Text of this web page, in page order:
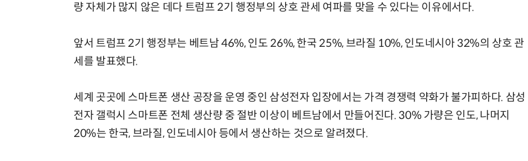
량 자체가 많지 않은 데다 트럼프 2기 행정부의 상호 관세 여파를 맞을 수 있다는 이유에서다.
앞서 트럼프 2기 행정부는 베트남 46%, 인도 26%, 한국 25%, 브라질 10%, 인도네시아 32%의 상호 관
세를 발표했다.
세계 곳곳에 스마트폰 생산 공장을 운영 중인 삼성전자 입장에서는 가격 경쟁력 약화가 불가피하다. 삼성
전자 갤럭시 스마트폰 전체 생산량 중 절반 이상이 베트남에서 만들어진다. 30% 가량은 인도, 나머지
20%는 한국, 브라질, 인도네시아 등에서 생산하는 것으로 알려졌다.